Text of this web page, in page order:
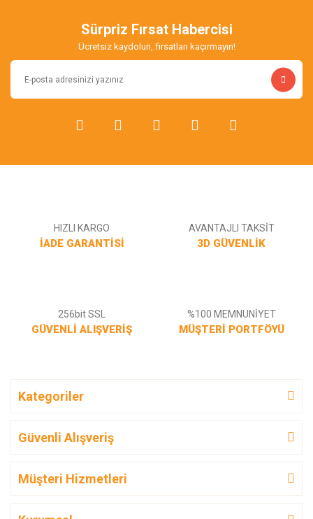
Sürpriz Fırsat Habercisi
Ücretsiz kaydolun, fırsatları kaçırmayın!
HIZLI KARGO
İADE GARANTİSİ
AVANTAJLI TAKSİT
3D GÜVENLİK
256bit SSL
GÜVENLİ ALIŞVERİŞ
%100 MEMNUNİYET
MÜŞTERİ PORTFÖYÜ
Kategoriler
Güvenli Alışveriş
Müşteri Hizmetleri